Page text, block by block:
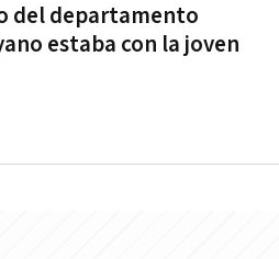
del departamento
estaba con la joven